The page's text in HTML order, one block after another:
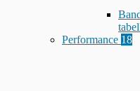
Performance 18